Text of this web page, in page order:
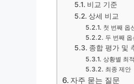
비교 기준
상세 비교
첫 번째 옵
두 번째
종합 평가 및
상황별 최
최종 제안
자주 묻는 질문